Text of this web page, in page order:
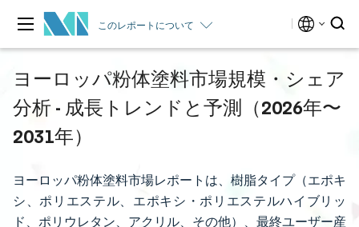
このレポートについて
ヨーロッパ粉体塗料市場規模・シェア
分析 - 成長トレンドと予測（2026年〜
2031年）
ヨーロッパ粉体塗料市場レポートは、樹脂タイプ（エポキ
シ、ポリエステル、エポキシ・ポリエステルハイブリッ
ド、ポリウレタン、アクリル、その他）、最終ユーザー産